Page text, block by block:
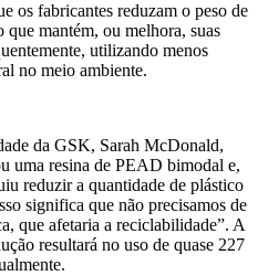
os fabricantes reduzam o peso de
que mantém, ou melhora, suas
utilizando menos
no meio ambiente.
da GSK, Sarah McDonald,
uma resina de PEAD bimodal e,
reduzir a quantidade de plástico
significa que não precisamos de
que afetaria a reciclabilidade”. A
resultará no uso de quase 227